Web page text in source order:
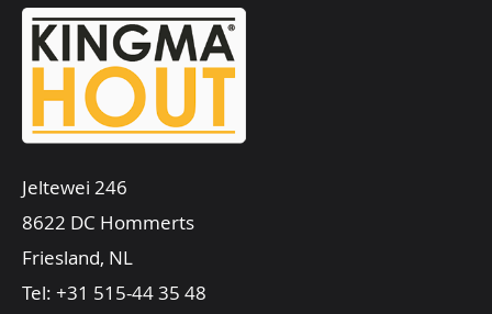
Jeltewei 246
8622 DC Hommerts
Friesland, NL
Tel: +31 515-44 35 48